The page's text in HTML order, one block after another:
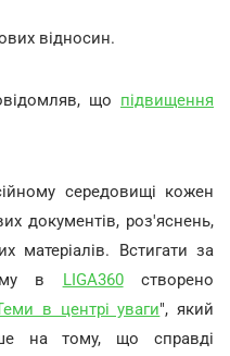
відносин.
що підвищення
середовищі кожен
документів, роз'яснень,
матеріалів. Встигати за
в LIGA360створено
в центрі уваги", який
на тому, що справді